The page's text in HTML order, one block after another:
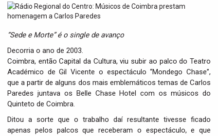
“Sede e Morte” é o single de avanço
Decorria o ano de 2003.
Coimbra, então Capital da Cultura, viu subir ao palco do Teatro
Académico de Gil Vicente o espectáculo “Mondego Chase”,
que a partir de alguns dos mais emblemáticos temas de Carlos
Paredes juntava os Belle Chase Hotel com os músicos do
Quinteto de Coimbra.
Ditou a sorte que o trabalho daí resultante tivesse ficado
apenas pelos palcos que receberam o espectáculo, e que